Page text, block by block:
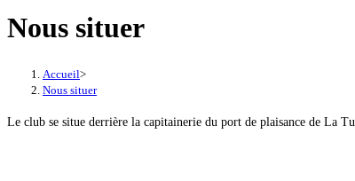
Nous situer
Accueil>
Nous situer
Le club se situe derrière la capitainerie du port de plaisance de La